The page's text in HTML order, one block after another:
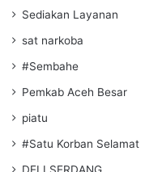
Sediakan Layanan
sat narkoba
#Sembahe
Pemkab Aceh Besar
piatu
#Satu Korban Selamat